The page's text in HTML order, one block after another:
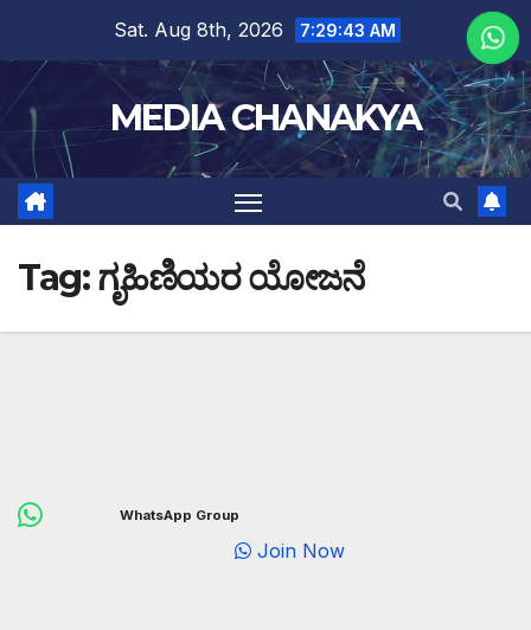
Sat. Aug 8th, 2026 7:29:43 AM
MEDIA CHANAKYA
Tag:ಗೃಹಿಣಿಯರ ಯೋಜನೆ
WhatsApp Group
Join Now